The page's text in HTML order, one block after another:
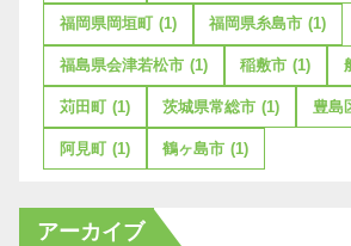
福岡県岡垣町 (1) 福岡県糸島市 (1)
福島県会津若松市 (1) 稲敷市 (1)
苅田町 (1) 茨城県常総市 (1) 豊島
阿見町 (1) 鶴ヶ島市 (1)
アーカイブ